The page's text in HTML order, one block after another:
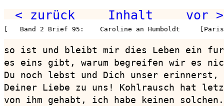
< zurück Inhalt vor >
[   Band 2 Brief 95:    Caroline an Humboldt
so ist und bleibt mir dies Leben ein
es eins gibt, warum begreifen wir es
Du noch lebst und Dich unser erinnerst,
Deiner Liebe zu uns! Kohlrausch hat
von ihm gehabt, ich habe keinen solchen.